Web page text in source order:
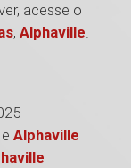
acesse o
, Alphaville.
e Alphaville